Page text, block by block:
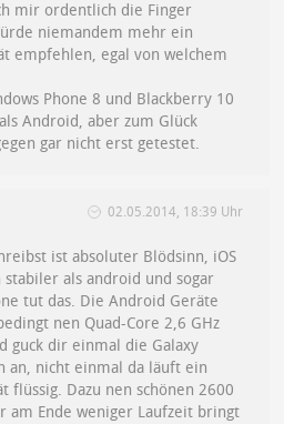
mir ordentlich die Finger
niemandem mehr ein
empfehlen, egal von welchem
Phone 8 und Blackberry 10
Android, aber zum Glück
gar nicht erst getestet.
02.05.2014, 18:39 Uhr
ist absoluter Blödsinn, iOS
als android und sogar
tut das. Die Android Geräte
nen Quad-Core 2,6 GHz
guck dir einmal die Galaxy
an, nicht einmal da läuft ein
flüssig. Dazu nen schönen 2600
am Ende weniger Laufzeit bringt